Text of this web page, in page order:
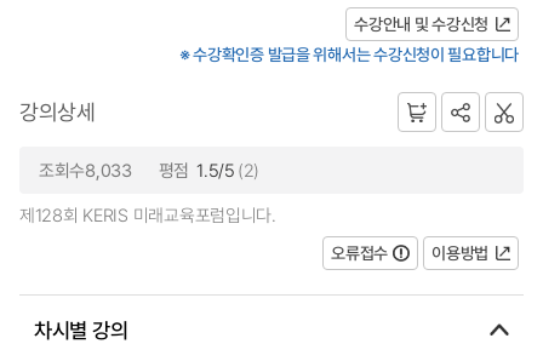
수강안내 및 수강신청
※ 수강확인증 발급을 위해서는 수강신청이 필요합니다
강의상세
조회수8,033 평점 1.5/5 (2)
제128회 KERIS 미래교육포럼입니다.
오류접수
이용방법
차시별 강의